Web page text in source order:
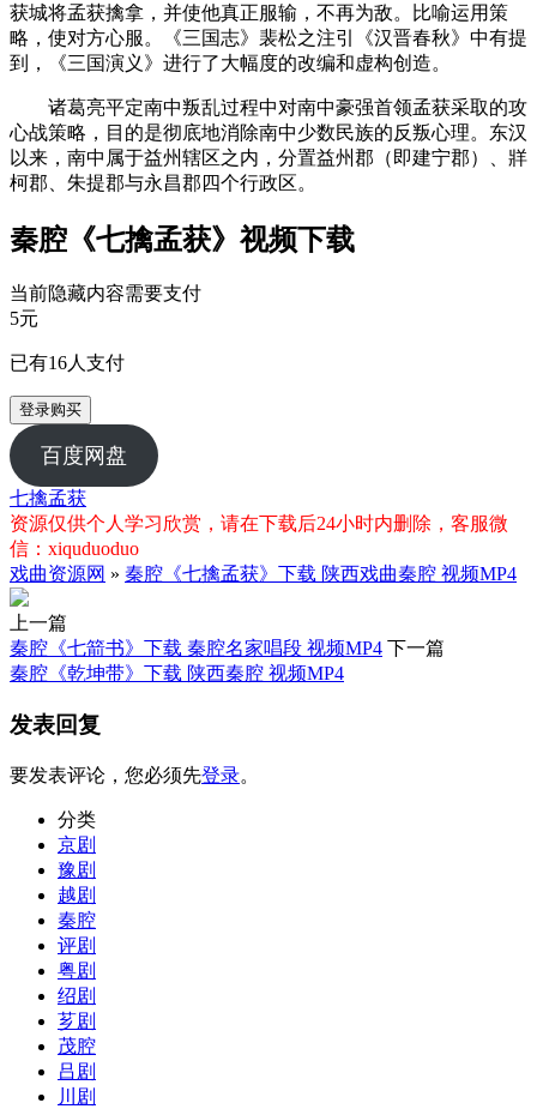
获城将孟获擒拿，并使他真正服输，不再为敌。比喻运用策
略，使对方心服。《三国志》裴松之注引《汉晋春秋》中有提
到，《三国演义》进行了大幅度的改编和虚构创造。
诸葛亮平定南中叛乱过程中对南中豪强首领孟获采取的攻
心战策略，目的是彻底地消除南中少数民族的反叛心理。东汉
以来，南中属于益州辖区之内，分置益州郡（即建宁郡）、牂
柯郡、朱提郡与永昌郡四个行政区。
秦腔《七擒孟获》视频下载
当前隐藏内容需要支付
5元
已有16人支付
登录购买
百度网盘
七擒孟获
资源仅供个人学习欣赏，请在下载后24小时内删除，客服微
信：xiquduoduo
戏曲资源网 » 秦腔《七擒孟获》下载 陕西戏曲秦腔 视频MP4
上一篇
秦腔《七箭书》下载 秦腔名家唱段 视频MP4 下一篇
秦腔《乾坤带》下载 陕西秦腔 视频MP4
发表回复
要发表评论，您必须先登录。
分类
京剧
豫剧
越剧
秦腔
评剧
粤剧
绍剧
芗剧
茂腔
吕剧
川剧